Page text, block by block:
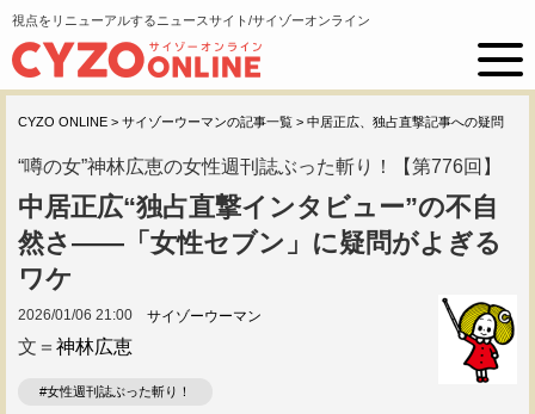
視点をリニューアルするニュースサイト/サイゾーオンライン
CYZO ONLINE > サイゾーウーマンの記事一覧 > 中居正広、独占直撃記事への疑問
“噂の女”神林広恵の女性週刊誌ぶった斬り！【第776回】
中居正広“独占直撃インタビュー”の不自
然さ――「女性セブン」に疑問がよぎる
ワケ
2026/01/06 21:00 サイゾーウーマン
文＝ 神林広恵
#女性週刊誌ぶった斬り！